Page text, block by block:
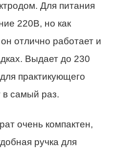
Для питания
220В, но как
отлично работает и
Выдает до 230
практикующего
в самый раз.
очень компактен,
ручка для